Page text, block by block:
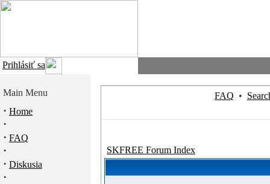
Prihlásiť sa
Main Menu
· Home
·
· FAQ
·
· Diskusia
·
FAQ •
SKFREE Forum Index